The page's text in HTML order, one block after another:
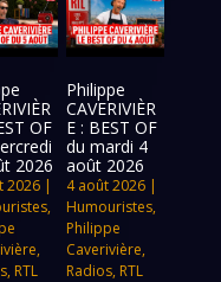
OF
2026
2026|
,
,
, RTL
Philippe
CAVERIVIÈR
E : BEST OF
du mardi 4
août 2026
4 août 2026 |
Humouristes,
Philippe
Caverivière,
Radios, RTL